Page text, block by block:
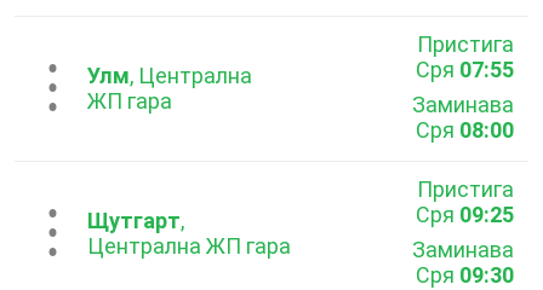
...
Улм, Централна
ЖП гара
Пристига
Сря 07:55
Заминава
Сря 08:00
...Щутгарт,
Централна ЖП гара
Пристига
Сря 09:25
Заминава
Сря 09:30